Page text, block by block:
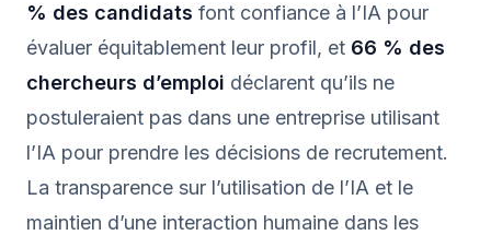
% des candidats font confiance à l’IA pour
évaluer équitablement leur profil, et 66 % des
chercheurs d’emploi déclarent qu’ils ne
postuleraient pas dans une entreprise utilisant
l’IA pour prendre les décisions de recrutement.
La transparence sur l’utilisation de l’IA et le
maintien d’une interaction humaine dans les